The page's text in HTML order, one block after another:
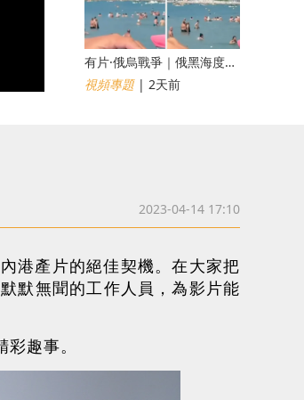
​有片·俄烏戰爭｜俄黑海度假海灘遇無人機襲擊釀7死40傷 俄烏各執一詞
視頻專題| 2天前
2023-04-14 17:10
港產片的絕佳契機。在大家把
默無聞的工作人員，為影片能
趣事。